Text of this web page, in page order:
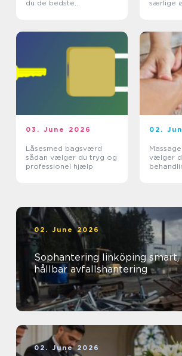
du de bedste
særlige
03. June 2026
Låsesmed bagsværd
sådan vælger du tryg og
professionel hjælp
02.
Massage
vælger
02. June 2026
Sophantering linköping smart, trygg och
hållbar avfallshantering
02. June 2026